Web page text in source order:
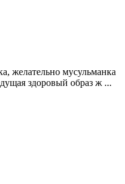
желательно мусульманка
здоровый образ ж ...